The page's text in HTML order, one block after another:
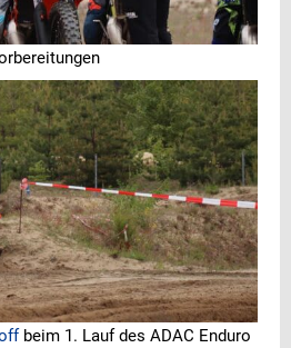
beim 1. Lauf des ADAC Enduro